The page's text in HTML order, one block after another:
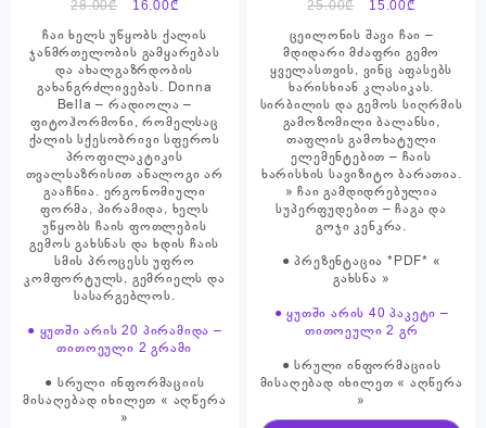
28.00₾
Original
price
was:
28.00₾.
16.00₾Current
price
is:
16.00₾.
ჩაი ხელს უწყობს ქალის
ჯანმრთელობის გამყარებას
და ახალგაზრდობის
გახანგრძლივებას. Donna
Bella – რადიოლა –
ფიტოჰორმონი, რომელსაც
ქალის სქესობრივი სფეროს
პროფილაკტიკის
თვალსაზრისით ანალოგი არ
გააჩნია. ერგონომიული
ფორმა, პირამიდა, ხელს
უწყობს ჩაის ფოთლების
გემოს გახსნას და ხდის ჩაის
სმის პროცესს უფრო
კომფორტულს, გემრიელს და
სასარგებლოს.
● ყუთში არის 20 პირამიდა –
თითოეული 2 გრამი
● სრული ინფორმაციის
მისაღებად იხილეთ « აღწერა
»
25.00₾
Original
price
was:
25.00₾.
15.00₾Current
is:
15.00₾.
ცეილონის შავი ჩაი –
მდიდარი მძაფრი გემო
ყველასთვის, ვინც აფასებს
ხარისხიან კლასიკას.
სირბილის და გემოს სიღრმის
გამოზომილი ბალანსი,
თაფლის გამოხატული
ელემენტებით – ჩაის
ხარისხის სავიზიტო ბარათია.
» ჩაი გამდიდრებულია
სუპერფუდებით – ჩაგა და
გოჯი კენკრა.
● პრეზენტაცია *PDF* «
გახსნა »
● ყუთში არის 40 პაკეტი –
თითოეული 2 გრ
● სრული ინფორმაციის
მისაღებად იხილეთ « აღწერა
»